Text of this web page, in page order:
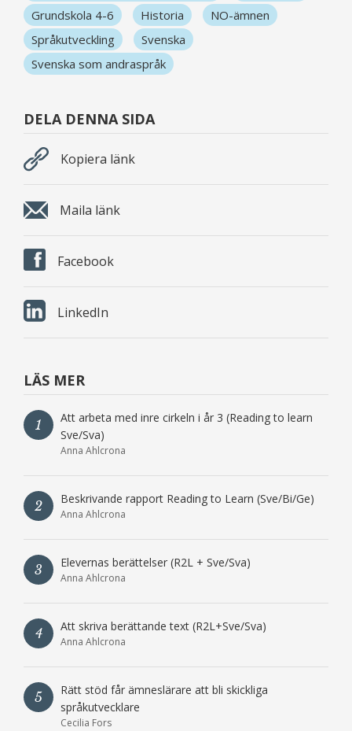
Grundskola 4-6
Historia
NO-ämnen
Språkutveckling
Svenska
Svenska som andraspråk
DELA DENNA SIDA
Kopiera länk
Maila länk
Facebook
LinkedIn
LÄS MER
1
Att arbeta med inre cirkeln i år 3 (Reading to learn
Sve/Sva)
Anna Ahlcrona
2 Beskrivande rapport Reading to Learn (Sve/Bi/Ge)
Anna Ahlcrona
3 Elevernas berättelser (R2L + Sve/Sva)
Anna Ahlcrona
4 Att skriva berättande text (R2L+Sve/Sva)
Anna Ahlcrona
5
Rätt stöd får ämneslärare att bli skickliga
språkutvecklare
Cecilia Fors